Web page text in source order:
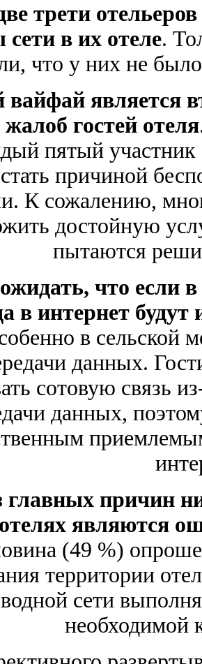
трети
сети в их отеле.
что у них не
вайфай является
гостей отеля
пятый участник
причиной
К сожалению,
достойную
пытаются
что если
в интернет будут
в сельской
данных.
сотовую связь
данных,
причин
являются
(49 %)
территории
сети
необходимой